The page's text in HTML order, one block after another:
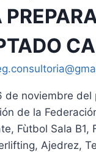
de noviembre
de la
Fùtbol Sala
Ajedrez,